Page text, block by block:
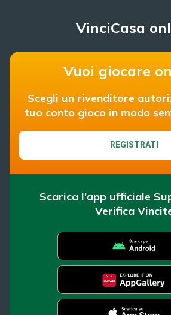
VinciCasa
Vuoi giocare
Scegli un rivenditore
tuo conto gioco in modo
REGISTRATI
Scarica l’app ufficiale
Verifica
SuperEnalotto